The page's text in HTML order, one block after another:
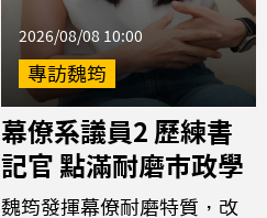
2026/08/08 10:00
專訪魏筠
幕僚系議員2 歷練書
記官 點滿耐磨市政學
魏筠發揮幕僚耐磨特質，改